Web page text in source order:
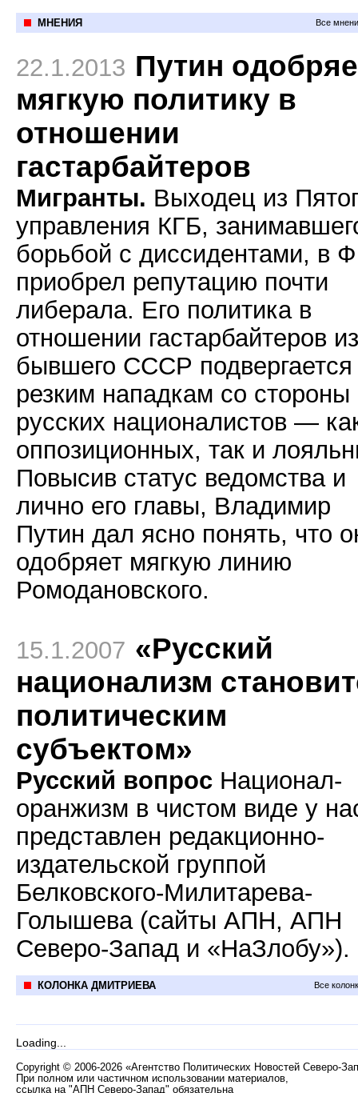
МНЕНИЯ Все
22.1.2013 Путин
мягкую политику в
отношении
гастарбайтеров
Мигранты. Выходец из
управления КГБ,
борьбой с диссидентами, в
приобрел репутацию почти
либерала. Его политика в
отношении гастарбайтеров из
бывшего СССР подвергается
резким нападкам со стороны
русских националистов —
оппозиционных, так и
Повысив статус ведомства и
лично его главы, Владимир
Путин дал ясно понять, что
одобряет мягкую линию
Ромодановского.
15.1.2007 «Русский
национализм
политическим
субъектом»
Русский вопрос Национал-
оранжизм в чистом виде у
представлен редакционно-
издательской группой
Белковского-Милитарева-
Голышева (сайты АПН, АПН
Северо-Запад и «НаЗлобу»).
КОЛОНКА ДМИТРИЕВА Все
Loading...
Copyright © 2006-2026 «Агентство Политических Новостей Северо-
При полном или частичном использовании материалов,
ссылка на "АПН Северо-Запад" обязательна